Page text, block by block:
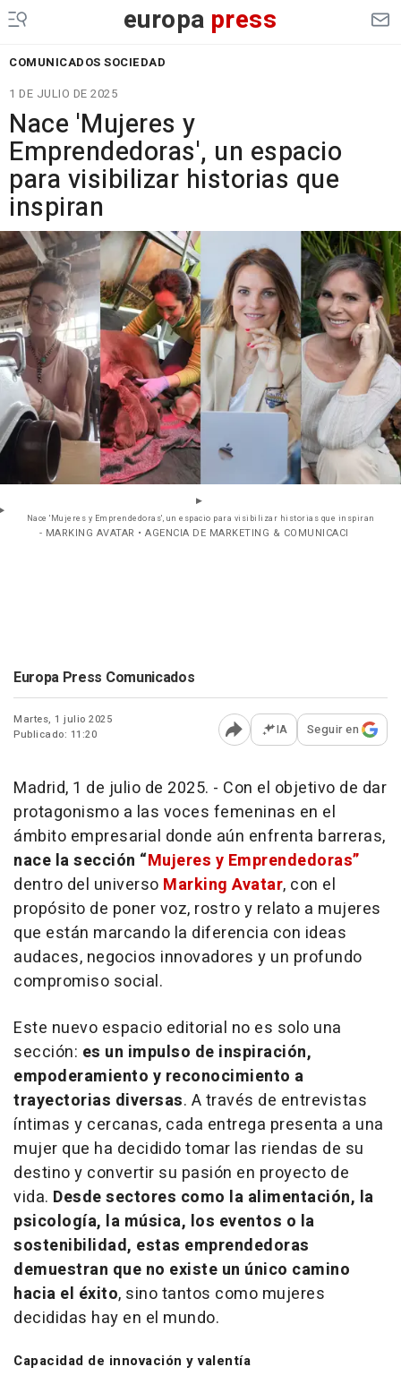
europa press
COMUNICADOS SOCIEDAD
1 DE JULIO DE 2025
Nace 'Mujeres y
Emprendedoras', un espacio
para visibilizar historias que
inspiran
Nace 'Mujeres y Emprendedoras', un espacio para visibilizar historias que inspiran
- MARKING AVATAR • AGENCIA DE MARKETING & COMUNICACI
Europa Press Comunicados
Martes, 1 julio 2025
Publicado: 11:20
Abrir opciones para
IA Seguir en
Madrid, 1 de julio de 2025. - Con el objetivo de dar
protagonismo a las voces femeninas en el
ámbito empresarial donde aún enfrenta barreras,
nace la sección “Mujeres y Emprendedoras”
dentro del universo Marking Avatar, con el
propósito de poner voz, rostro y relato a mujeres
que están marcando la diferencia con ideas
audaces, negocios innovadores y un profundo
compromiso social.
Este nuevo espacio editorial no es solo una
sección: es un impulso de inspiración,
empoderamiento y reconocimiento a
trayectorias diversas. A través de entrevistas
íntimas y cercanas, cada entrega presenta a una
mujer que ha decidido tomar las riendas de su
destino y convertir su pasión en proyecto de
vida. Desde sectores como la alimentación, la
psicología, la música, los eventos o la
sostenibilidad, estas emprendedoras
demuestran que no existe un único camino
hacia el éxito, sino tantos como mujeres
decididas hay en el mundo.
Capacidad de innovación y valentía